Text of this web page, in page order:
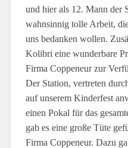
und hier als 12. Mann der
wahnsinnig tolle Arbeit,
uns bedanken wollen.
Kolibri eine wunderbare
Firma Coppeneur zur
Der Station, vertreten
auf unserem Kinderfest
einen Pokal für das
gab es eine große Tüte
Firma Coppeneur. Dazu